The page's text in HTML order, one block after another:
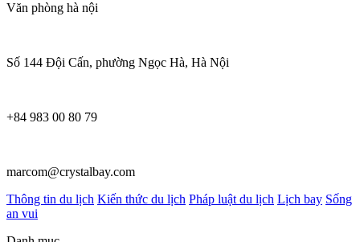
Văn phòng hà nội
Số 144 Đội Cấn, phường Ngọc Hà, Hà Nội
+84 983 00 80 79
marcom@crystalbay.com
Thông tin du lịch Kiến thức du lịch Pháp luật du lịch Lịch bay Sống
an vui